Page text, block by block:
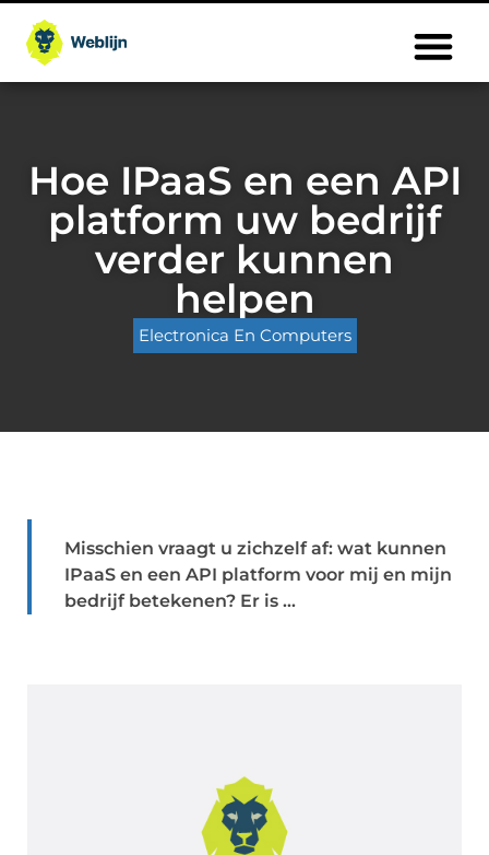
Hoe IPaaS en een API
platform uw bedrijf
verder kunnen
helpen
Electronica En Computers
Misschien vraagt u zichzelf af: wat kunnen
IPaaS en een API platform voor mij en mijn
bedrijf betekenen? Er is ...